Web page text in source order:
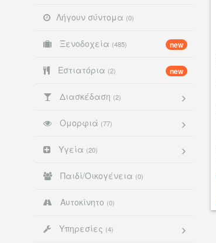
Λήγουν σύντομα (0)
Ξενοδοχεία (485) new
Εστιατόρια (2) new
Διασκέδαση (2)
Ομορφιά (77)
Υγεία (20)
Παιδί/Οικογένεια (0)
Αυτοκίνητο (0)
Υπηρεσίες (4)